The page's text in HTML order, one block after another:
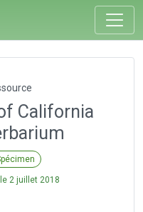
California
2 juillet 2018